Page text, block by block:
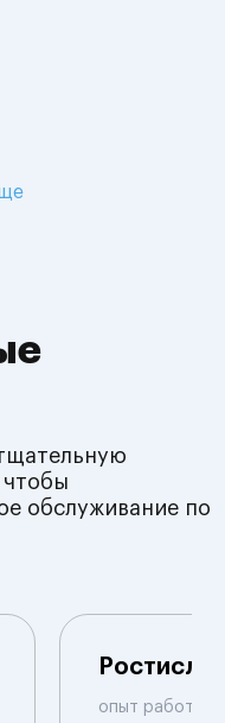
обслуживание по
Ростислав
опыт работы